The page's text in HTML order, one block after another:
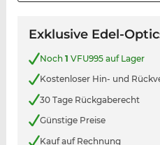
Exklusive Edel-
Noch 1 VFU995 auf Lager
Kostenloser Hin- und
30 Tage Rückgaberecht
Günstige Preise
Kauf auf Rechnung